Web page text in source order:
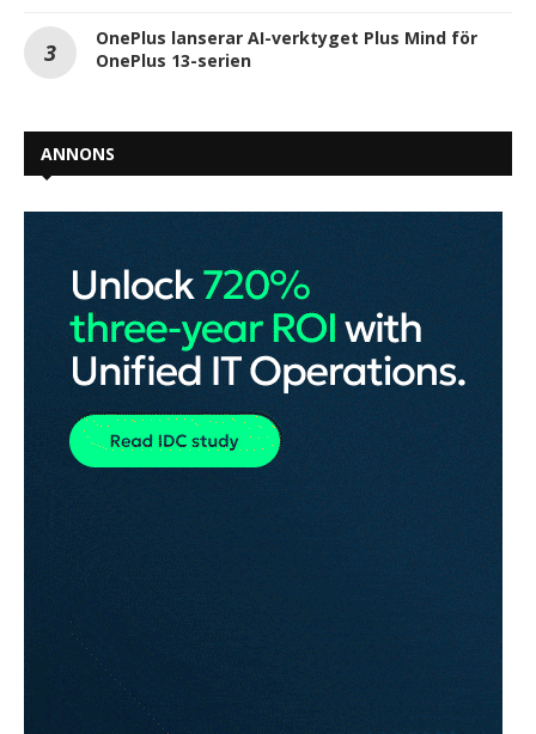
OnePlus lanserar AI-verktyget Plus Mind för
OnePlus 13-serien
ANNONS